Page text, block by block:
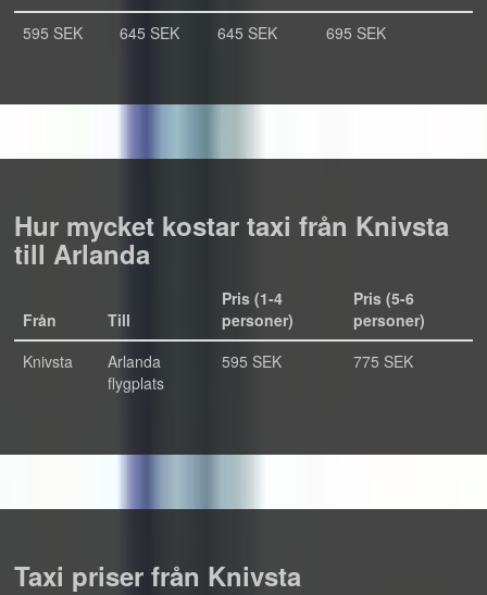
595 SEK
645 SEK 645 SEK 695 SEK
Hur mycket kostar taxi från Knivsta
till Arlanda
Från Till
Pris (1-4
personer)
Pris (5-6
personer)
Knivsta
Arlanda
flygplats
595 SEK 775 SEK
Taxi priser från Knivsta